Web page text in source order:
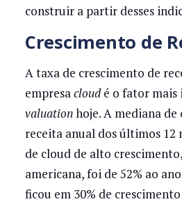
construir a partir desses
Crescimento de
A taxa de crescimento de
empresacloudé o fator mais
valuationhoje. A mediana de
receita anual dos últimos 12
de cloud de alto
americana, foi de 52% ao
ficou em 30% de